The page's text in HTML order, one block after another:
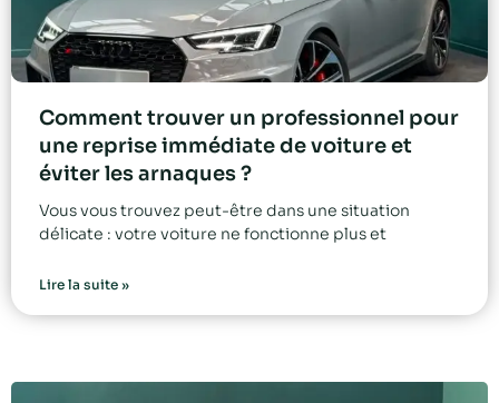
Comment trouver un professionnel pour
une reprise immédiate de voiture et
éviter les arnaques ?
Vous vous trouvez peut-être dans une situation
délicate : votre voiture ne fonctionne plus et
Lire la suite »